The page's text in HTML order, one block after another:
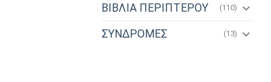
ΒΙΒΛΙΑ ΠΕΡΙΠΤΕΡΟΥ (110)
ΣΥΝΔΡΟΜΕΣ (13)